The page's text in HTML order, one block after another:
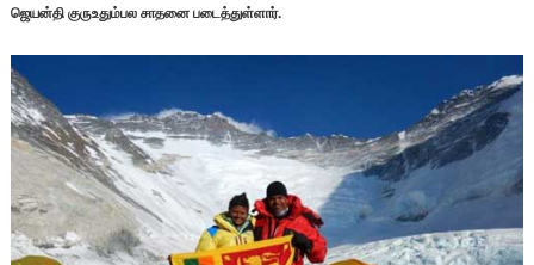
ஜெயன்தி குருஉதும்பல சாதனை படைத்துள்ளார்.